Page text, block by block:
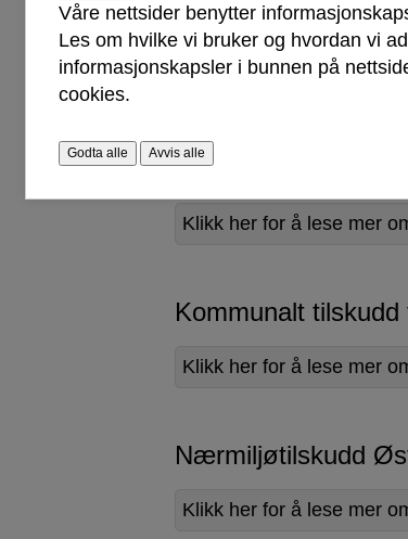
Tilskudd til
Klikk her for å lese mer
Raskt svar/ Tiltak av
Klikk her for å lese mer
Kommunalt
Klikk her for å lese mer
Nærmiljøtilskudd
Klikk her for å lese mer
Våre nettsider benytter
Les om hvilke vi bruker og hvordan vi
informasjonskapsler i bunnen på
cookies.
Godta alle Avvis alle